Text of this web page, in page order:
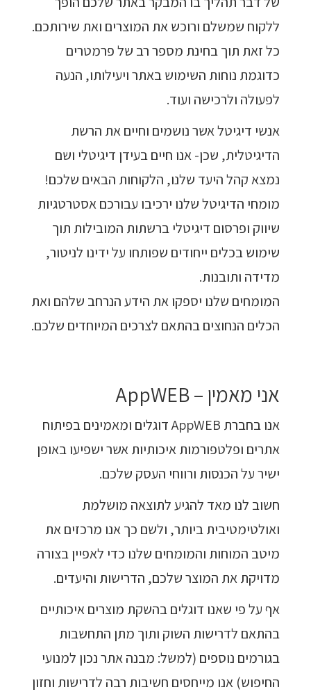
ללקוח שמשלם ורוכש את המוצרים ואת שירותכם.
כל זאת תוך בחינת מספר רב של פרמטרים
כדוגמת נוחות השימוש באתר ויעילותו, הנעה
לפעולה ולרכישה ועוד.
אנשי דיגיטל אשר נושמים וחיים את הרשת
הדיגיטלית, שכן- אנו חיים בעידן דיגיטלי ושם
נמצא קהל היעד שלנו, הלקוחות הבאים שלכם!
מומחי הדיגיטל שלנו ירכיבו עבורכם אסטרטגיות
שיווק ופרסום דיגיטלי ברשתות המובילות תוך
שימוש בכלים ייחודים שפותחו על ידינו לניטור,
מדידה ותובנות.
המומחים שלנו יספקו את הידע הנרחב שלהם ואת
הכלים הנחוצים בהתאם לצרכים המיוחדים שלכם.
אני מאמין – AppWEB
אנו בחברת AppWEB דוגלים ומאמינים בפיתוח
אתרים ופלטפורמות איכותיות אשר ישפיעו באופן
ישיר על הכנסות ורווחי העסק שלכם.
חשוב לנו מאד להגיע לתוצאה מושלמת
ואולטימטיבית ביותר, ולשם כך אנו מרכזים את
מיטב המוחות והמומחים שלנו כדי לאפיין בצורה
מדויקת את המוצר שלכם, הדרישות והיעדים.
אף על פי שאנו דוגלים בהשקת מוצרים איכותיים
בהתאם לדרישות השוק ותוך מתן התחשבות
בגורמים נוספים (למשל: מבנה אתר נכון למנועי
החיפוש) אנו מייחסים חשיבות רבה לדרישות וחזון